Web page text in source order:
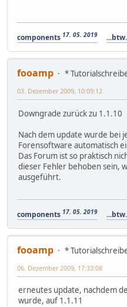
components 17. 05. 2019
fooamp *
03. Dezember 2009, 10:09:12
Downgrade zurück zu 1.1.10
Nach dem update wurde bei
Forensoftware automatisch
Das Forum ist so praktisch
dieser Fehler behoben sein,
ausgeführt.
components 17. 05. 2019
fooamp *
06. Dezember 2009, 17:33:08
erneutes update, nachdem
wurde, auf 1.1.11